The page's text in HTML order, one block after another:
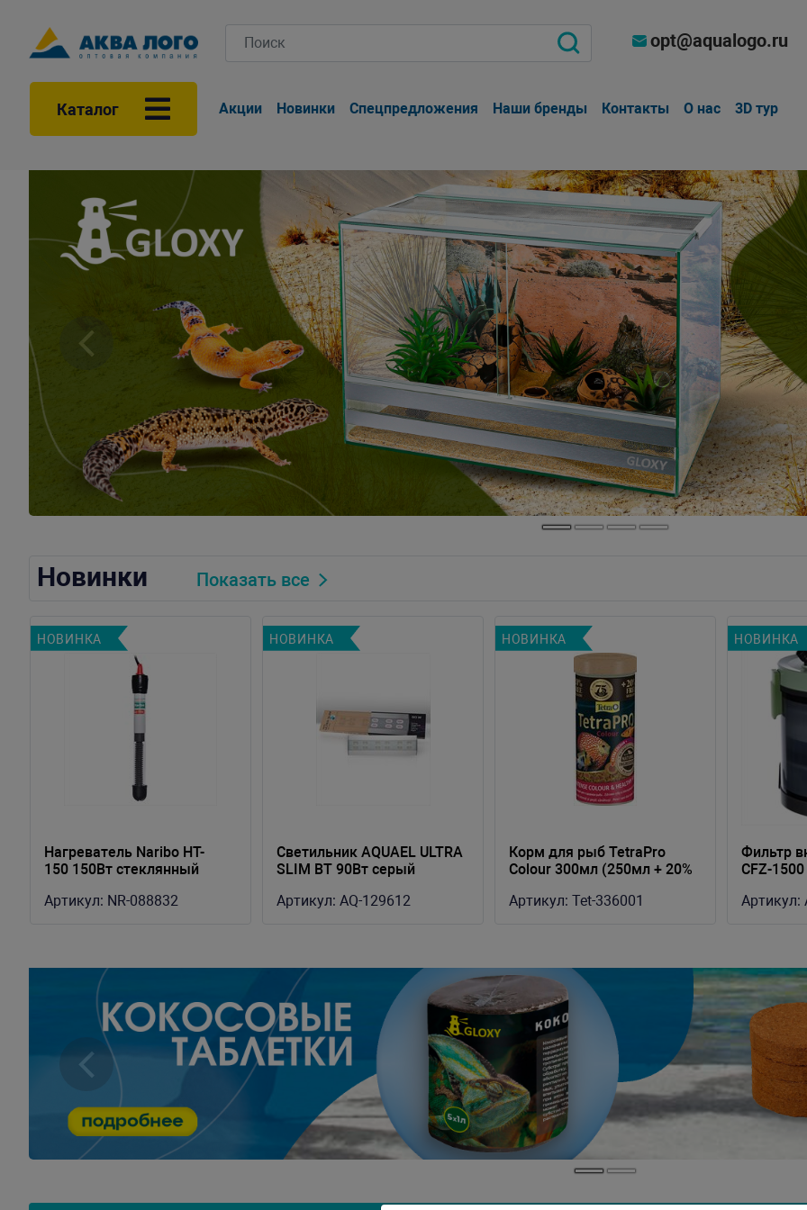
opt@aqualogo.ru
Каталог Акции Новинки Спецпредложения Наши бренды Контакты О нас 3D тур
Назад
Новинки Показать все
Нагреватель Naribo HT-
150 150Вт стеклянный
Артикул: NR-088832
НОВИНКА
Светильник AQUAEL ULTRA
SLIM BT 90Вт серый
Артикул: AQ-129612
НОВИНКА
Корм для рыб TetraPro
Colour 300мл (250мл + 20%
улучшения окраса
Артикул: Tet-336001
НОВИНКА
Фильтр
CFZ-
22W, 3
Артикул:
НОВИНКА
Назад